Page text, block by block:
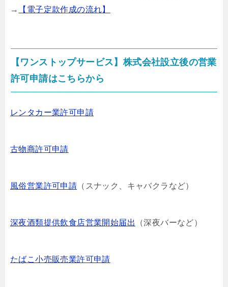
→
【電子定款作成の流れ】
【ワンストップサービス】株式会社設立後の営業
許可申請はこちらから
レンタカー業許可申請
古物商許可申請
風俗営業許可申請 （スナック、キャバクラなど）
深夜酒類提供飲食店営業開始届出 （深夜バーなど）
たばこ小売販売業許可申請